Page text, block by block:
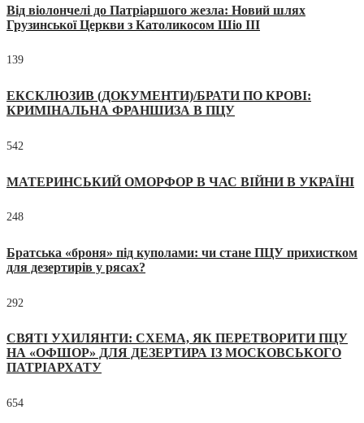
Від віолончелі до Патріаршого жезла: Новий шлях
Грузинської Церкви з Католикосом Шіо III
139
ЕКСКЛЮЗИВ (ДОКУМЕНТИ)/БРАТИ ПО КРОВІ:
КРИМІНАЛЬНА ФРАНШИЗА В ПЦУ
542
МАТЕРИНСЬКИЙ ОМОРФОР В ЧАС ВІЙНИ В УКРАЇНІ
248
Братська «броня» під куполами: чи стане ПЦУ прихистком
для дезертирів у рясах?
292
СВЯТІ УХИЛЯНТИ: СХЕМА, ЯК ПЕРЕТВОРИТИ ПЦУ
НА «ОФШОР» ДЛЯ ДЕЗЕРТИРА ІЗ МОСКОВСЬКОГО
ПАТРІАРХАТУ
654